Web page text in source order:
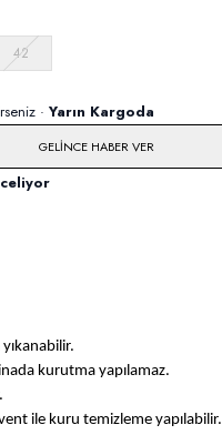
42
· Yarın Kargoda
GELINCE HABER VER
kurutma yapılamaz.
ile kuru temizleme yapılabilir.